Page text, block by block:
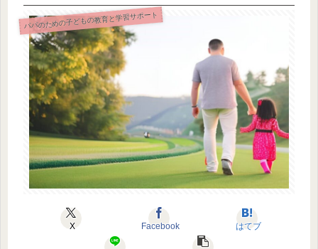
パパのための子どもの教育と学習サポート
X Facebook はてブ